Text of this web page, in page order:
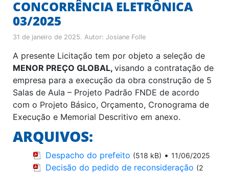
CONCORRÊNCIA ELETRÔNICA
03/2025
31 de janeiro de 2025. Autor: Josiane Folle
A presente Licitação tem por objeto a seleção de
MENOR PREÇO GLOBAL, visando a contratação de
empresa para a execução da obra construção de 5
Salas de Aula – Projeto Padrão FNDE de acordo
com o Projeto Básico, Orçamento, Cronograma de
Execução e Memorial Descritivo em anexo.
ARQUIVOS:
Despacho do prefeito (518 kB) • 11/06/2025
Decisão do pedido de reconsideração (2